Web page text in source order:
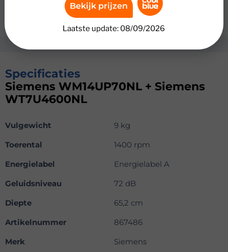
een stille wasdroger, waardoor je deze ook gerust vlakbij
je slaapkamer plaatst.
Specificaties
Siemens WM14UP70NL + Siemens
WT7U4600NL
Vulgewicht
9 kg
Toerental
1400 rpm
Energielabel
Energielabel A
Geluidsniveau
72 dB
Diepte
65,2 cm
Artikelnummer
867486
Merk
Siemens
Bekijk prijzen
Laatste update: 08/09/2026